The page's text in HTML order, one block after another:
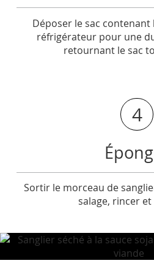
Déposer le sac contenant
réfrigérateur pour une
retournant le sac
4
Sortir le morceau de
salage, rincer